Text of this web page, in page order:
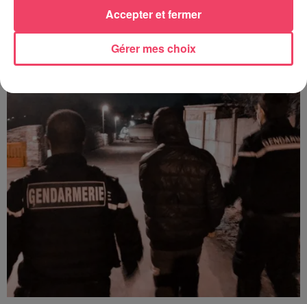
31 juillet 2026
COMBRÉE. AGRESSIONS SEXUELLES À L'ANCIEN COLLÈGE : UN
HOMME ENTENDU...
Gérer mes choix
Accepter et fermer